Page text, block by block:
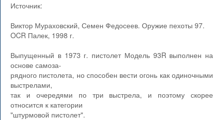
Источник:
Виктор Мураховский, Семен Федосеев. Оружие пехоты 97.
OCR Палек, 1998 г.
Выпущенный в 1973 г. пистолет Модель 93R выполнен на
основе самоза-
рядного пистолета, но способен вести огонь как одиночными
выстрелами,
так и очередями по три выстрела, и поэтому скорее
относится к категории
"штурмовой пистолет".